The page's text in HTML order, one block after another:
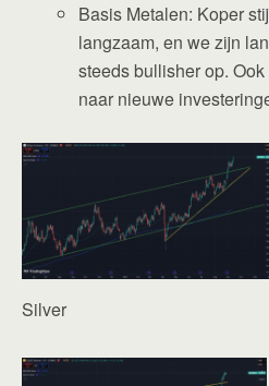
Basis Metalen: Koper
langzaam, en we zijn
steeds bullisher op.
naar nieuwe
Silver